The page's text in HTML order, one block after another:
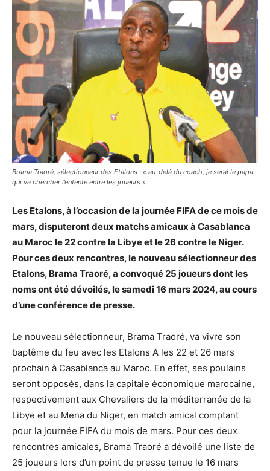
Brama Traoré, sélectionneur des Etalons : « au-delà du coach, je serai le papa
qui va chercher l’entente entre les joueurs »
Les Etalons, à l’occasion de la journée FIFA de ce mois de
mars, disputeront deux matchs amicaux à Casablanca
au Maroc le 22 contre la Libye et le 26 contre le Niger.
Pour ces deux rencontres, le nouveau sélectionneur des
Etalons, Brama Traoré, a convoqué 25 joueurs dont les
noms ont été dévoilés, le samedi 16 mars 2024, au cours
d’une conférence de presse.
Le nouveau sélectionneur, Brama Traoré, va vivre son
baptême du feu avec les Etalons A les 22 et 26 mars
prochain à Casablanca au Maroc. En effet, ses poulains
seront opposés, dans la capitale économique marocaine,
respectivement aux Chevaliers de la méditerranée de la
Libye et au Mena du Niger, en match amical comptant
pour la journée FIFA du mois de mars. Pour ces deux
rencontres amicales, Brama Traoré a dévoilé une liste de
25 joueurs lors d’un point de presse tenue le 16 mars